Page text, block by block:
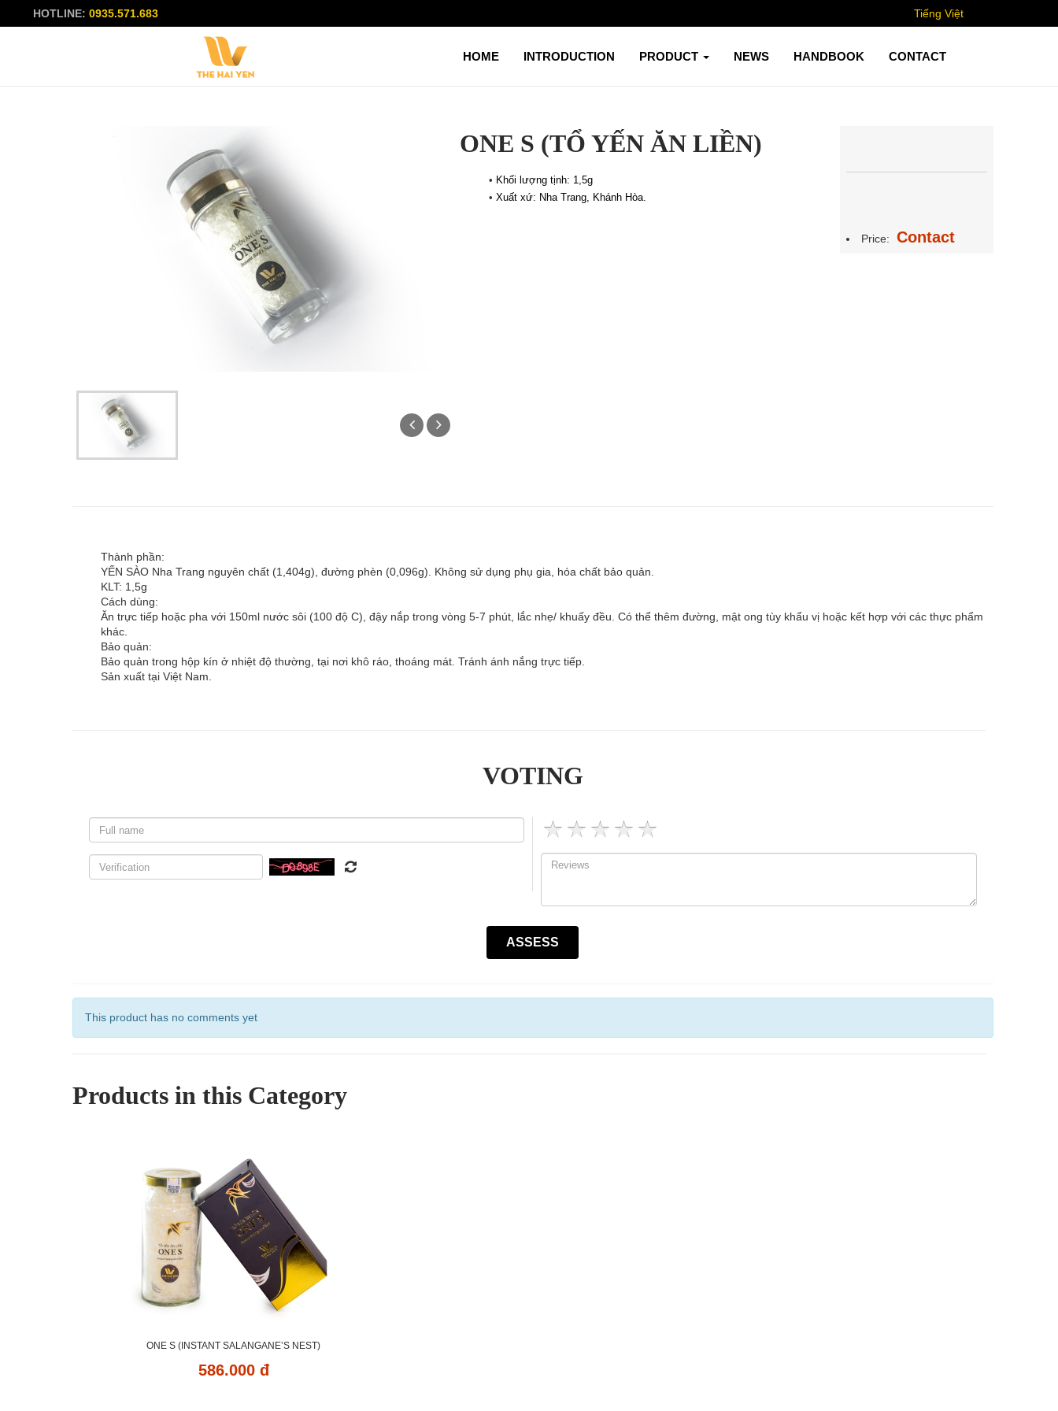
HOTLINE: 0935.571.683 Tiếng Việt
HOME INTRODUCTION PRODUCT NEWS HANDBOOK CONTACT
ONE S (TỔ YẾN ĂN LIỀN)
• Khối lượng tịnh: 1,5g
• Xuất xứ: Nha Trang, Khánh Hòa.
Price: Contact
Thành phần:
YẾN SÀO Nha Trang nguyên chất (1,404g), đường phèn (0,096g). Không sử dụng phụ gia, hóa chất bảo quản.
KLT: 1,5g
Cách dùng:
Ăn trực tiếp hoặc pha với 150ml nước sôi (100 độ C), đậy nắp trong vòng 5-7 phút, lắc nhẹ/ khuấy đều. Có thể thêm đường, mật ong tùy khẩu vị hoặc kết hợp với các thực phẩm
khác.
Bảo quản:
Bảo quản trong hộp kín ở nhiệt độ thường, tại nơi khô ráo, thoáng mát. Tránh ánh nắng trực tiếp.
Sản xuất tại Việt Nam.
VOTING
This product has no comments yet
Products in this Category
ONE S (INSTANT SALANGANE’S NEST)
586.000 đ